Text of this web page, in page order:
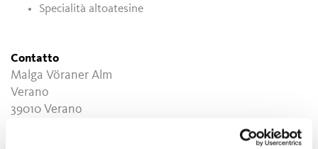
Specialità altoatesine
Contatto
Malga Vöraner Alm
Verano
39010 Verano